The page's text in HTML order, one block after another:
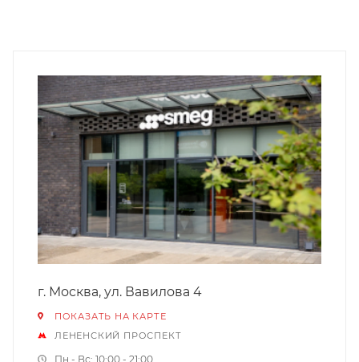
г. Москва, ул. Вавилова 4
ПОКАЗАТЬ НА КАРТЕ
ЛЕНЕНСКИЙ ПРОСПЕКТ
Пн - Вс: 10:00 - 21:00